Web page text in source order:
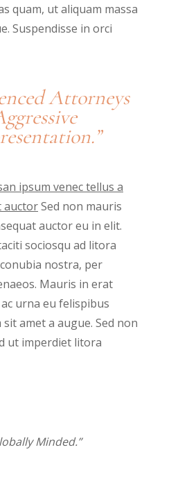
quam, ut aliquam massa
Suspendisse in orci
Attorneys
ipsum venec tellus a
auctorSed non mauris
auctor eu in elit.
sociosqu ad litora
nostra, per
Mauris in erat
urna eu felispibus
amet a augue. Sed non
ut imperdiet litora
Minded.”